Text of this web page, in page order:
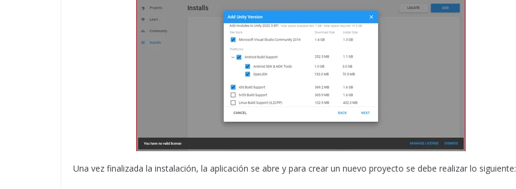
Una vez finalizada la instalación, la aplicación se abre y para crear un nuevo proyecto se debe realizar lo siguiente: